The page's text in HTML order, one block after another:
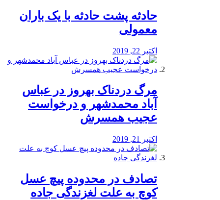
️حادثه پشت حادثه با یک باران
معمولی
اکتبر 22, 2019
مرگ دردناک بهروز در عباس
آباد محمدشهر و درخواست
عجیب همسرش
اکتبر 21, 2019
تصادف در محدوده پیچ عسل
کوچ به علت لغزندگی جاده